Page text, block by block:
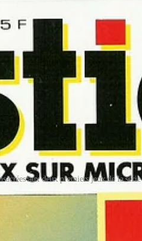
aux deux premiers jeux de la
aujourd’hui le genre